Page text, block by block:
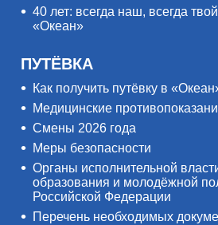
40 лет: всегда наш, всегда
«Океан»
ПУТЁВКА
Как получить путёвку в
Медицинские
Смены 2026 года
Меры безопасности
Органы исполнительной
образования и молодёжной
Российской Федерации
Перечень необходимых